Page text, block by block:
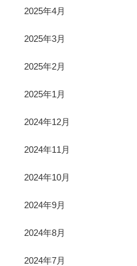
2025年4月
2025年3月
2025年2月
2025年1月
2024年12月
2024年11月
2024年10月
2024年9月
2024年8月
2024年7月